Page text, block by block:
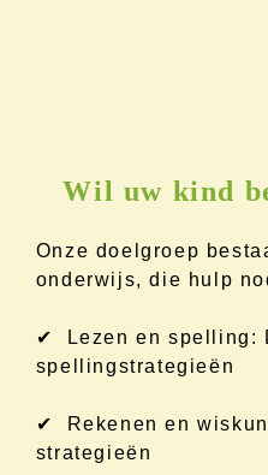
Wil uw kind
Onze doelgroep
onderwijs, die hulp
✔ Lezen en spelling:
spellingstrategieën
✔ Rekenen en
strategieën